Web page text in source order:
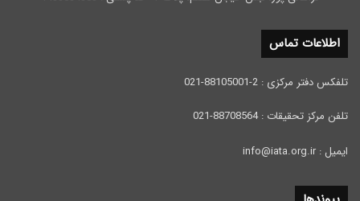
اطلاعات تماس
تلفکس دفتر مرکزی : 2-88105001-021
تلفن مرکز تحقیقات : 88708564-021
ایمیل : info@iata.org.ir